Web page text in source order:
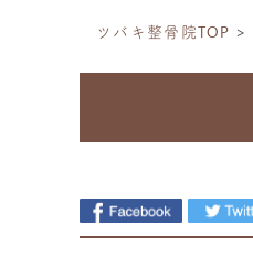
ツバキ整骨院TOP